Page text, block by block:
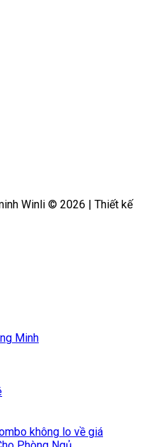
Winli © 2026 | Thiết kế
Minh
không lo về giá